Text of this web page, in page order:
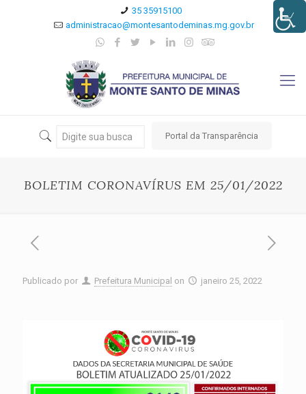
35 35915100
administracao@montesantodeminas.mg.gov.br
Portal da Transparência
BOLETIM CORONAVÍRUS EM 25/01/2022
Publicado por Prefeitura Municipal on janeiro 25, 2022